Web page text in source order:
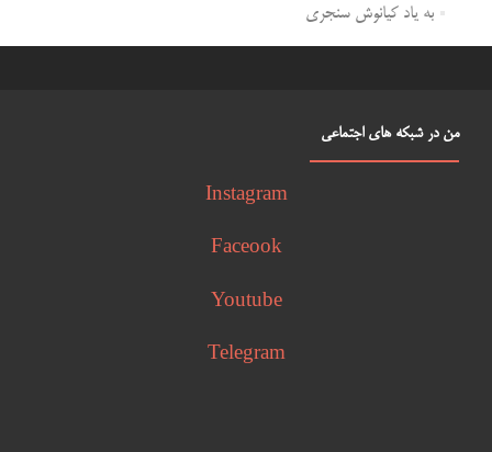
به یاد کیانوش سنجری
من در شبکه های اجتماعی
Instagram
Faceook
Youtube
Telegram